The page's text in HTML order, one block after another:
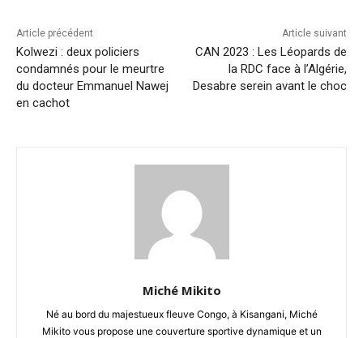
Article précédent
Kolwezi : deux policiers
condamnés pour le meurtre
du docteur Emmanuel Nawej
en cachot
Article suivant
CAN 2023 : Les Léopards de
la RDC face à l’Algérie,
Desabre serein avant le choc
Miché Mikito
Né au bord du majestueux fleuve Congo, à Kisangani, Miché
Mikito vous propose une couverture sportive dynamique et un